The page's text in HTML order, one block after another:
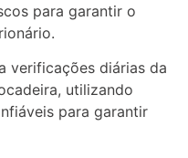
para garantir o
verificações diárias da
utilizando
para garantir